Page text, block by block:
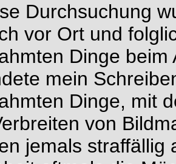
Durchsuchung
vor Ort und
Dinge
mein
Dinge, mit
von
jemals straffällig